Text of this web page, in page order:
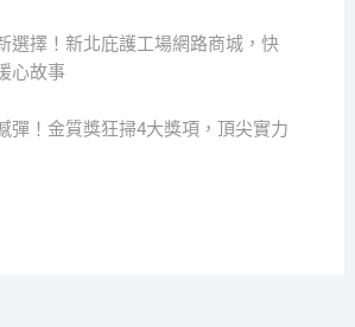
選擇！新北庇護工場網路商城，快
心故事
彈！金質獎狂掃4大獎項，頂尖實力